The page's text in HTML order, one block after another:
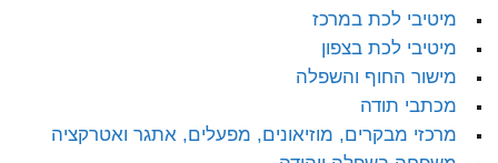
מיטיבי לכת במרכז
מיטיבי לכת בצפון
מישור החוף והשפלה
מכתבי תודה
מרכזי מבקרים, מוזיאונים, מפעלים, אתגר ואטרקציה